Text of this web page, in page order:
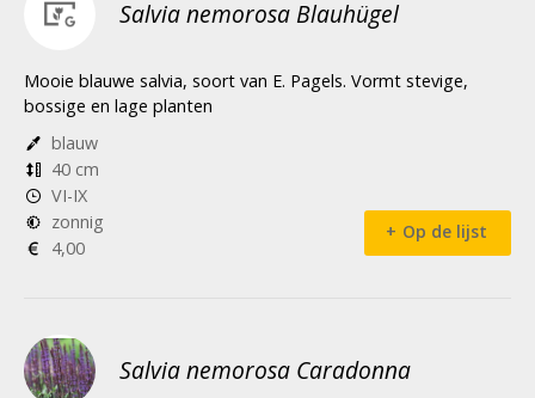
Salvia nemorosa Blauhügel
Mooie blauwe salvia, soort van E. Pagels. Vormt stevige,
bossige en lage planten
blauw
40 cm
VI-IX
zonnig
4,00
Op de lijst
Salvia nemorosa Caradonna